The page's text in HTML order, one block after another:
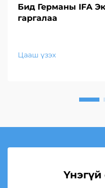
Бид Германы IFA
гаргалаа
Цааш үзэх
Үнэгүй